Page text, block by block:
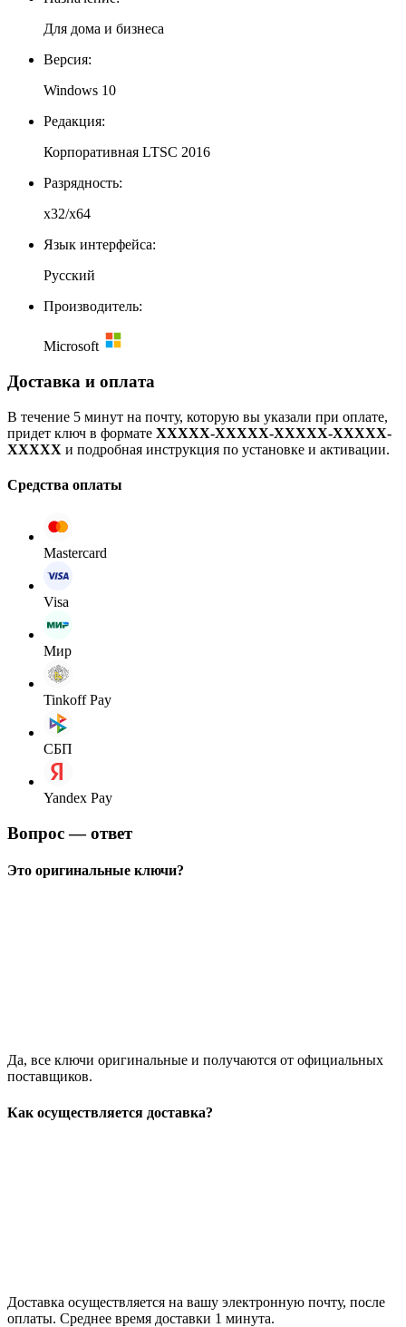
Для дома и бизнеса
Версия:
Windows 10
Редакция:
Корпоративная LTSC 2016
Разрядность:
x32/x64
Язык интерфейса:
Русский
Производитель:
Microsoft
Доставка и оплата
В течение 5 минут на почту, которую вы указали при оплате,
придет ключ в формате XXXXX-XXXXX-XXXXX-XXXXX-
XXXXX и подробная инструкция по установке и активации.
Средства оплаты
Mastercard
Visa
Мир
Tinkoff Pay
СБП
Yandex Pay
Вопрос — ответ
Это оригинальные ключи?
Да, все ключи оригинальные и получаются от официальных
поставщиков.
Как осуществляется доставка?
Доставка осуществляется на вашу электронную почту, после
оплаты. Среднее время доставки 1 минута.